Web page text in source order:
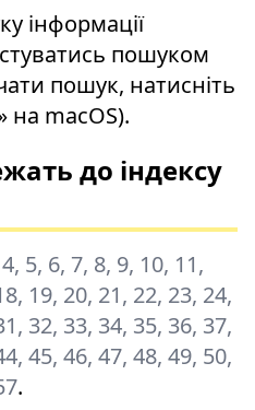
інформації
пошуком
пошук, натисніть
на macOS).
до індексу
5, 6, 7, 8, 9, 10, 11,
19, 20, 21, 22, 23, 24,
32, 33, 34, 35, 36, 37,
45, 46, 47, 48, 49, 50,
.